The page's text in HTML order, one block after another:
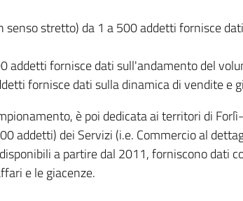
stretto) da 1 a 500 addetti fornisce
addetti fornisce dati sull'andamento del
fornisce dati sulla dinamica di vendite e
è poi dedicata ai territori di
addetti) dei Servizi (i.e. Commercio al
a partire dal 2011, forniscono dati
e le giacenze.